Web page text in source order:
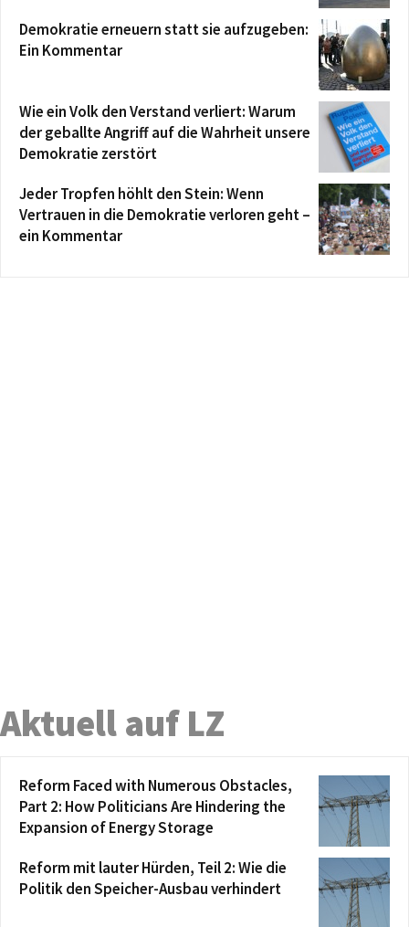
Demokratie erneuern statt sie aufzugeben:
Ein Kommentar
Wie ein Volk den Verstand verliert: Warum
der geballte Angriff auf die Wahrheit unsere
Demokratie zerstört
Jeder Tropfen höhlt den Stein: Wenn
Vertrauen in die Demokratie verloren geht –
ein Kommentar
Aktuell auf LZ
Reform Faced with Numerous Obstacles,
Part 2: How Politicians Are Hindering the
Expansion of Energy Storage
Reform mit lauter Hürden, Teil 2: Wie die
Politik den Speicher-Ausbau verhindert